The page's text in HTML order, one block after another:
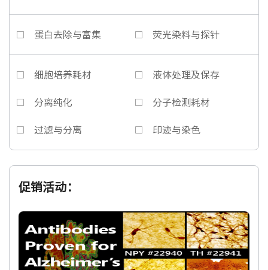
蛋白去除与富集 荧光染料与探针
细胞培养耗材 液体处理及保存
分离纯化 分子检测耗材
过滤与分离 印迹与染色
促销活动：